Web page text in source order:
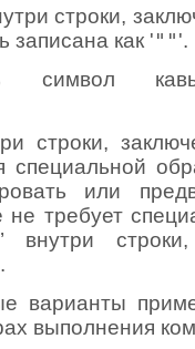
строки,
записана как '""'.
символ
строки,
специальной
или
требует
’ внутри
варианты
выполнения